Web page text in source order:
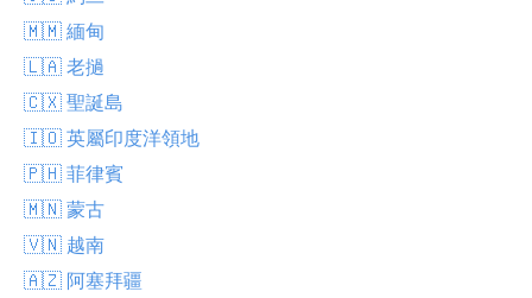
🇲🇲 緬甸
🇱🇦 老撾
🇨🇽 聖誕島
🇮🇴 英屬印度洋領地
🇵🇭 菲律賓
🇲🇳 蒙古
🇻🇳 越南
🇦🇿 阿塞拜疆